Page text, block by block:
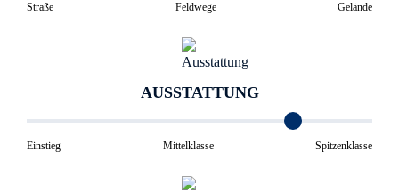
Straße Feldwege Gelände
AUSSTATTUNG
Einstieg Mittelklasse Spitzenklasse